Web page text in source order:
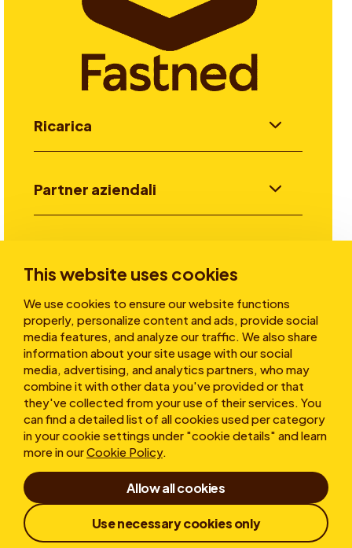
This website uses cookies
We use cookies to ensure our website functions
properly, personalize content and ads, provide social
media features, and analyze our traffic. We also share
information about your site usage with our social
media, advertising, and analytics partners, who may
combine it with other data you've provided or that
they've collected from your use of their services. You
can find a detailed list of all cookies used per category
in your cookie settings under "cookie details" and learn
more in ourCookie Policy.
Allow all cookies
Use necessary cookies only
Ricarica
Partner aziendali
Storie
Chi siamo
Condizioni d'uso
Dichiarazione sulla privacy
CookiesWhistleblowerResponsible Disclosure